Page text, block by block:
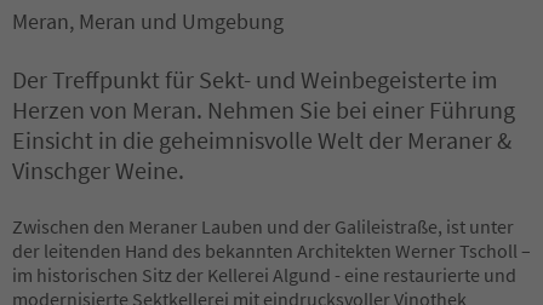
Meran, Meran und Umgebung
Der Treffpunkt für Sekt- und Weinbegeisterte im
Herzen von Meran. Nehmen Sie bei einer Führung
Einsicht in die geheimnisvolle Welt der Meraner &
Vinschger Weine.
Zwischen den Meraner Lauben und der Galileistraße, ist unter
der leitenden Hand des bekannten Architekten Werner Tscholl –
im historischen Sitz der Kellerei Algund - eine restaurierte und
modernisierte Sektkellerei mit eindrucksvoller Vinothek